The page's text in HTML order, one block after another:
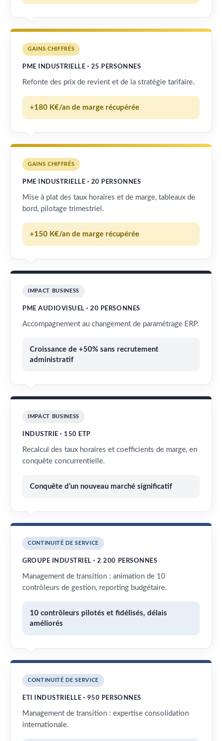
GAINS CHIFFRÉS
PME INDUSTRIELLE · 25 PERSONNES
Refonte des prix de revient et de la stratégie tarifaire.
+180 K€/an de marge récupérée
GAINS CHIFFRÉS
PME INDUSTRIELLE · 20 PERSONNES
Mise à plat des taux horaires et de marge, tableaux de
bord, pilotage trimestriel.
+150 K€/an de marge récupérée
IMPACT BUSINESS
PME AUDIOVISUEL · 20 PERSONNES
Accompagnement au changement de paramétrage ERP.
Croissance de +50% sans recrutement
administratif
IMPACT BUSINESS
INDUSTRIE · 150 ETP
Recalcul des taux horaires et coefficients de marge, en
conquête concurrentielle.
Conquête d’un nouveau marché significatif
CONTINUITÉ DE SERVICE
GROUPE INDUSTRIEL · 2 200 PERSONNES
Management de transition : animation de 10
contrôleurs de gestion, reporting budgétaire.
10 contrôleurs pilotés et fidélisés, délais
améliorés
CONTINUITÉ DE SERVICE
ETI INDUSTRIELLE · 950 PERSONNES
Management de transition : expertise consolidation
internationale.